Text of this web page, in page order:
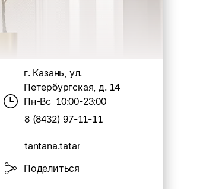
г. Казань, ул.
Петербургская, д. 14
Пн-Вс 10:00-23:00
8 (8432) 97-11-11
tantana.tatar
Поделиться